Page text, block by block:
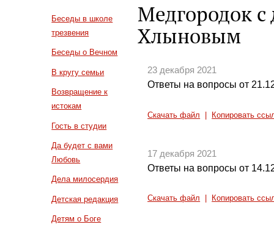
Беседы в школе
трезвения
Беседы о Вечном
В кругу семьи
Возвращение к
истокам
Гость в студии
Да будет с вами
Любовь
Дела милосердия
Детская редакция
Детям о Боге
Медгородок с
Хлыновым
23 декабря 2021
Ответы на вопросы от
Скачать файл Копировать
17 декабря 2021
Ответы на вопросы от
Скачать файл Копировать